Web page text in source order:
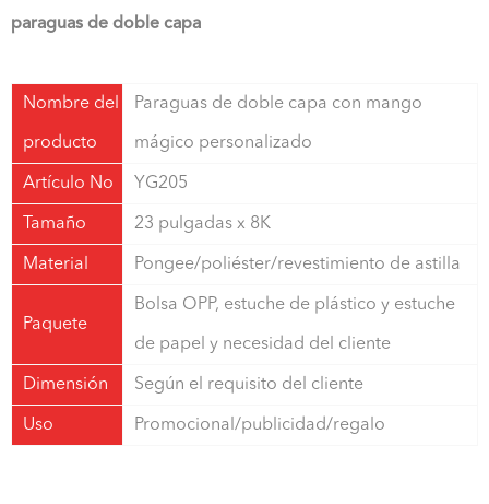
paraguas de doble capa
Nombre del
producto
Paraguas de doble capa con mango
mágico personalizado
Artículo No YG205
Tamaño 23 pulgadas x 8K
Material Pongee/poliéster/revestimiento de astilla
Paquete
Bolsa OPP, estuche de plástico y estuche
de papel y necesidad del cliente
Dimensión Según el requisito del cliente
Uso Promocional/publicidad/regalo